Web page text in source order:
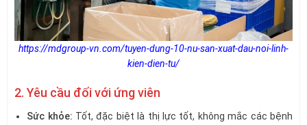
https://mdgroup-vn.com/tuyen-dung-10-nu-san-xuat-dau-noi-linh-
kien-dien-tu/
2. Yêu cầu đối với ứng viên
Sức khỏe: Tốt, đặc biệt là thị lực tốt, không mắc các bệnh